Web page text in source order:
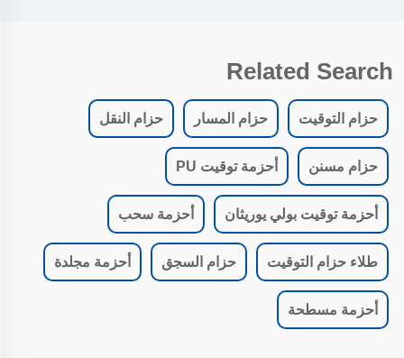
Related Search
حزام التوقيت حزام المسار حزام النقل
حزام مسنن أحزمة توقيت PU
أحزمة توقيت بولي يوريثان أحزمة سحب
طلاء حزام التوقيت حزام السجق أحزمة مجلدة
أحزمة مسطحة